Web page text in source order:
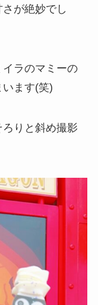
が絶妙でし
ラのマミーの
ます(笑)
りと斜め撮影